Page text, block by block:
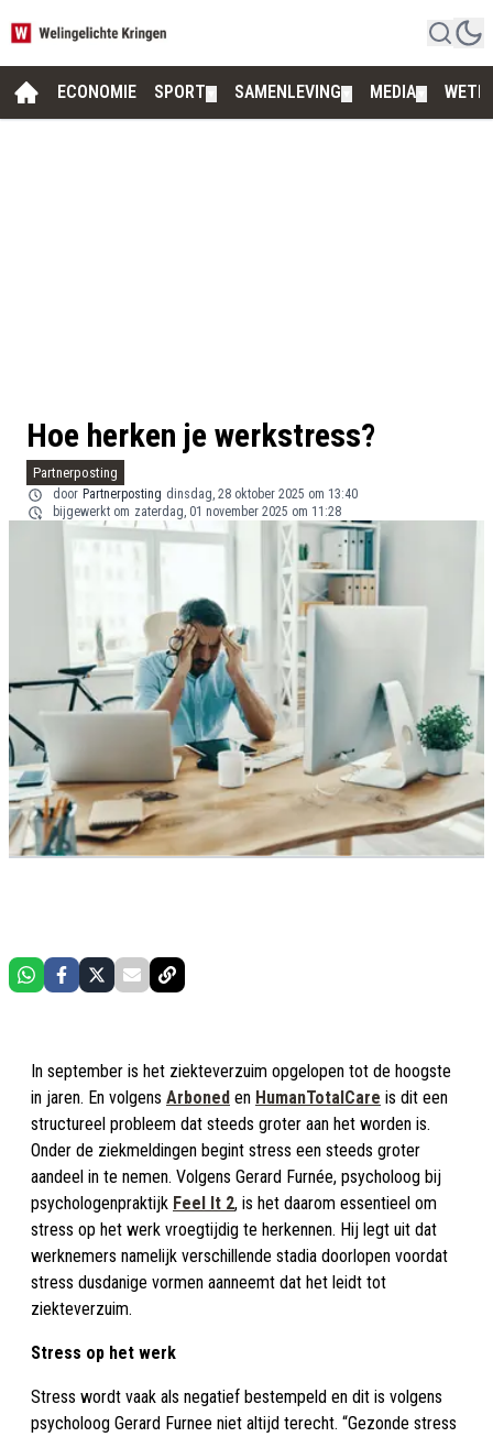
ECONOMIE SPORT SAMENLEVING MEDIA
Hoe herken je werkstress?
Partnerposting
door Partnerposting dinsdag, 28 oktober 2025 om 13:40
bijgewerkt om zaterdag, 01 november 2025 om 11:28
In september is het ziekteverzuim opgelopen tot de hoogste
in jaren. En volgens Arboned en HumanTotalCare is dit een
structureel probleem dat steeds groter aan het worden is.
Onder de ziekmeldingen begint stress een steeds groter
aandeel in te nemen. Volgens Gerard Furnée, psycholoog bij
psychologenpraktijk Feel It 2, is het daarom essentieel om
stress op het werk vroegtijdig te herkennen. Hij legt uit dat
werknemers namelijk verschillende stadia doorlopen voordat
stress dusdanige vormen aanneemt dat het leidt tot
ziekteverzuim.
Stress op het werk
Stress wordt vaak als negatief bestempeld en dit is volgens
psycholoog Gerard Furnee niet altijd terecht. “Gezonde stress